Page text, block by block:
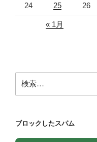
24 25 26
« 1月
索:
ブロックしたスパム